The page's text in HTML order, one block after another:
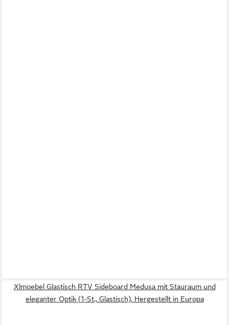
Xlmoebel Glastisch RTV Sideboard Medusa mit Stauraum und
eleganter Optik (1-St., Glastisch), Hergestellt in Europa